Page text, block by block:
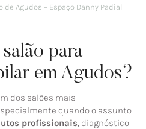
Agudos – Espaço Danny Padial
para
em Agudos?
dos salões mais
quando o assunto
profissionais , diagnóstico